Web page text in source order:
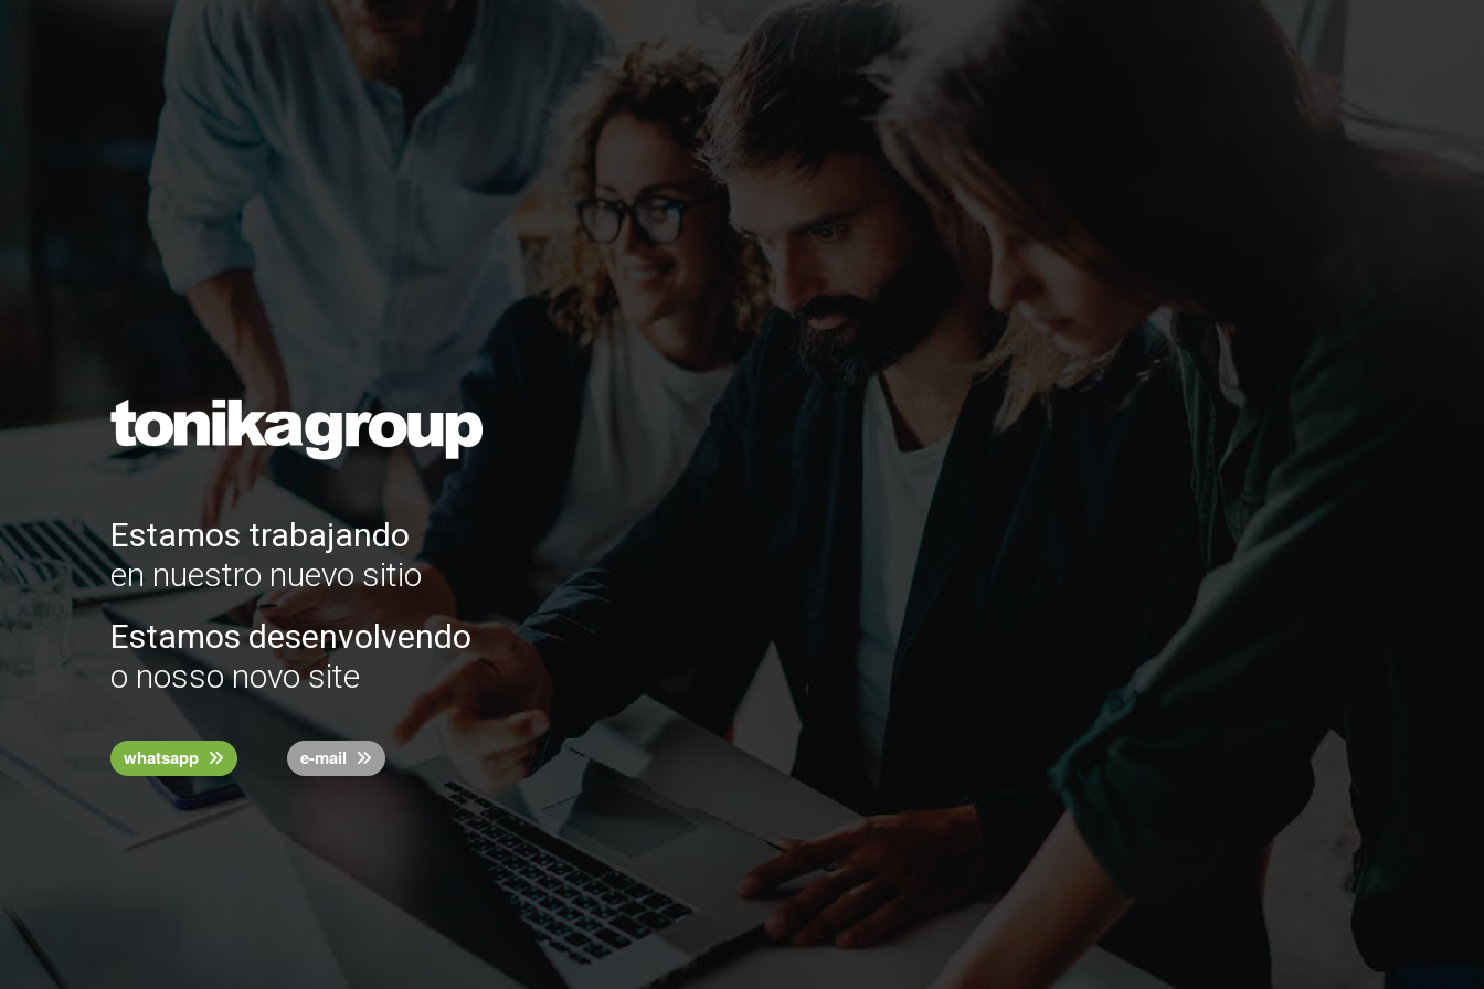
Estamos trabajando
en nuestro nuevo sitio
Estamos desenvolvendo
o nosso novo site
whatsapp e-mail